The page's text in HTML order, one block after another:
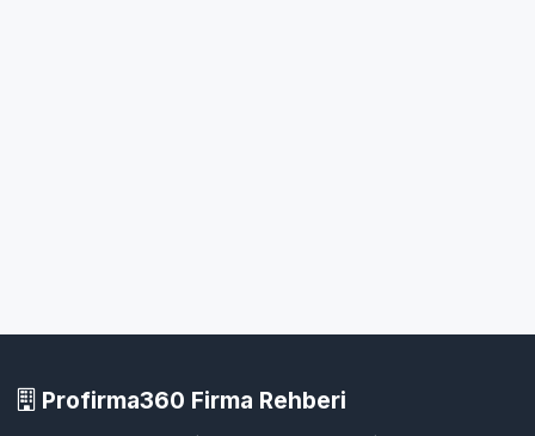
Profirma360 Firma Rehberi